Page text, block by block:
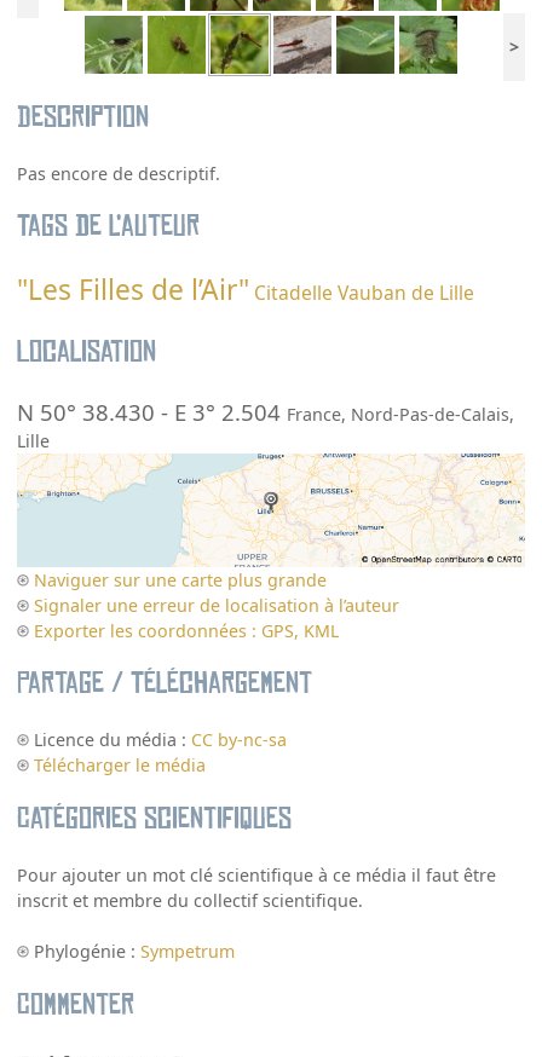
>
Description
Pas encore de descriptif.
Tags de l’auteur
"Les Filles de l’Air" Citadelle Vauban de Lille
Localisation
N 50° 38.430 - E 3° 2.504 France, Nord-Pas-de-Calais,
Lille
Naviguer sur une carte plus grande
Signaler une erreur de localisation à l’auteur
Exporter les coordonnées : GPS, KML
Partage / Téléchargement
Licence du média : CC by-nc-sa
Télécharger le média
Catégories scientifiques
Pour ajouter un mot clé scientifique à ce média il faut être
inscrit et membre du collectif scientifique.
Phylogénie :Sympetrum
Commenter